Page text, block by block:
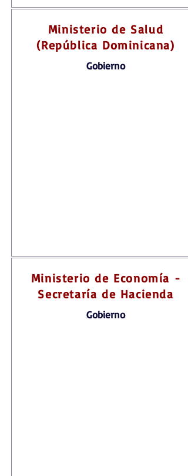
Ministerio de Salud
(República Dominicana)
Gobierno
Ministerio de Economía -
Secretaría de Hacienda
Gobierno